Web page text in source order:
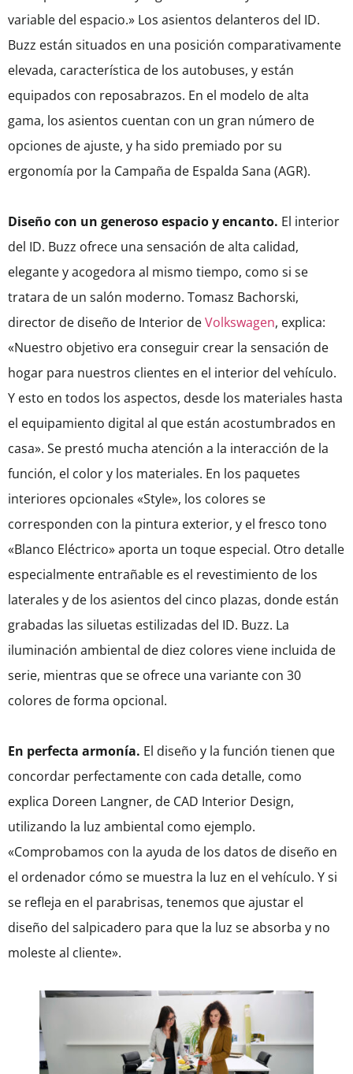
variable del espacio.» Los asientos delanteros del ID.
Buzz están situados en una posición comparativamente
elevada, característica de los autobuses, y están
equipados con reposabrazos. En el modelo de alta
gama, los asientos cuentan con un gran número de
opciones de ajuste, y ha sido premiado por su
ergonomía por la Campaña de Espalda Sana (AGR).
Diseño con un generoso espacio y encanto. El interior
del ID. Buzz ofrece una sensación de alta calidad,
elegante y acogedora al mismo tiempo, como si se
tratara de un salón moderno. Tomasz Bachorski,
director de diseño de Interior deVolkswagen, explica:
«Nuestro objetivo era conseguir crear la sensación de
hogar para nuestros clientes en el interior del vehículo.
Y esto en todos los aspectos, desde los materiales hasta
el equipamiento digital al que están acostumbrados en
casa». Se prestó mucha atención a la interacción de la
función, el color y los materiales. En los paquetes
interiores opcionales «Style», los colores se
corresponden con la pintura exterior, y el fresco tono
«Blanco Eléctrico» aporta un toque especial. Otro detalle
especialmente entrañable es el revestimiento de los
laterales y de los asientos del cinco plazas, donde están
grabadas las siluetas estilizadas del ID. Buzz. La
iluminación ambiental de diez colores viene incluida de
serie, mientras que se ofrece una variante con 30
colores de forma opcional.
En perfecta armonía. El diseño y la función tienen que
concordar perfectamente con cada detalle, como
explica Doreen Langner, de CAD Interior Design,
utilizando la luz ambiental como ejemplo.
«Comprobamos con la ayuda de los datos de diseño en
el ordenador cómo se muestra la luz en el vehículo. Y si
se refleja en el parabrisas, tenemos que ajustar el
diseño del salpicadero para que la luz se absorba y no
moleste al cliente».